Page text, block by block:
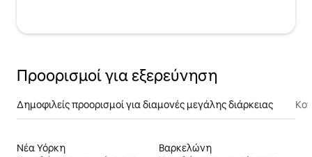
Προορισμοί για εξερεύνηση
Δημοφιλείς προορισμοί για διαμονές μεγάλης διάρκειας
Νέα Υόρκη
Βαρκελώνη